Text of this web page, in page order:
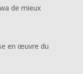
de mieux
en œuvre du